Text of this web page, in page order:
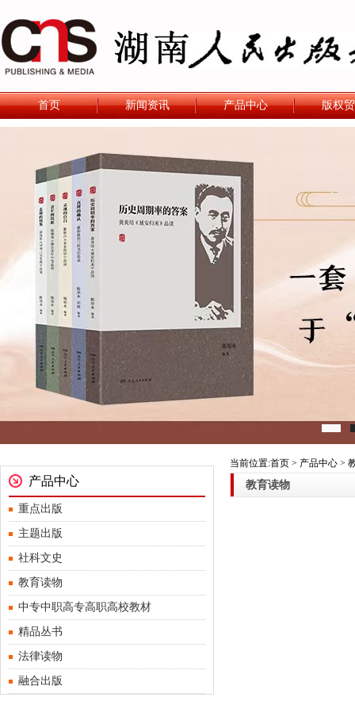
首页 新闻资讯 产品中心 版权
产品中心
重点出版
主题出版
社科文史
教育读物
中专中职高专高职高校教材
精品丛书
法律读物
融合出版
当前位置:首页 > 产品中心 >
教育读物